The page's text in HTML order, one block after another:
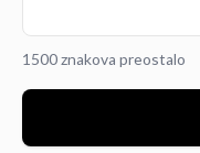
1500 znakova preostalo